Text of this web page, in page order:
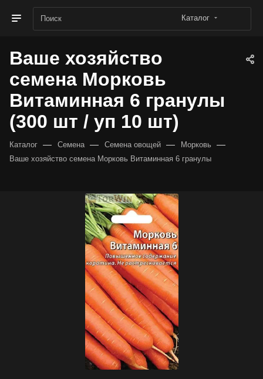
Каталог
Ваше хозяйство
семена Морковь
Витаминная 6 гранулы
(300 шт / уп 10 шт)
Каталог — Семена — Семена овощей — Морковь —
Ваше хозяйство семена Морковь Витаминная 6 гранулы